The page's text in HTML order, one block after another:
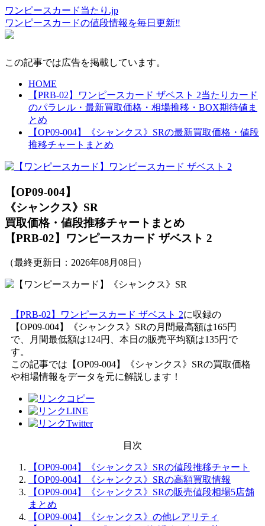
ワンピースカード当たり.jp
ワンピースカードの値段情報を毎日更新‼
この記事では広告を掲載しています。
HOME
【PRB-02】ワンピースカード ザベスト 2当たりカード
のパラレル・最新買取価格・相場推移・BOX期待値ま
とめ
【OP09-004】《シャンクス》SRの最新買取価格・値段
推移チャートまとめ
【OP09-004】
《シャンクス》SR
買取価格・値段推移チャートまとめ
【PRB-02】ワンピースカード ザベスト 2
（最終更新日： 2026年08月08日 ）
【PRB-02】ワンピースカード ザベスト 2に収録の
【OP09-004】《シャンクス》SRの月間最高額は165円
で、月間最低額は124円、本日の販売平均額は135円で
す。
この記事では【OP09-004】《シャンクス》SRの買取価格
や相場情報をデータを元に解説します！
目次
【OP09-004】《シャンクス》SRの値段推移チャート
【OP09-004】《シャンクス》SRの高額買取情報
【OP09-004】《シャンクス》SRの販売値段相場5店舗
まとめ
【OP09-004】《シャンクス》の他レアリティ